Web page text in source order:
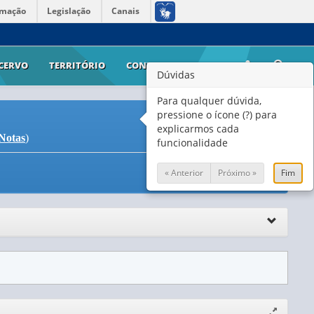
Legislação Canais
TERRITÓRIO CONTATO AJUDA
)
Dúvidas
Para qualquer dúvida,
pressione o ícone (?) para
explicarmos cada
funcionalidade
« Anterior Próximo » Fim